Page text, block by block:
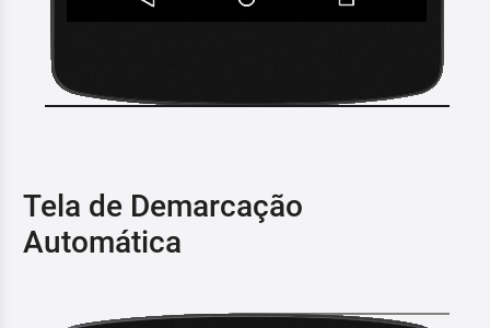
Tela de Demarcação
Automática